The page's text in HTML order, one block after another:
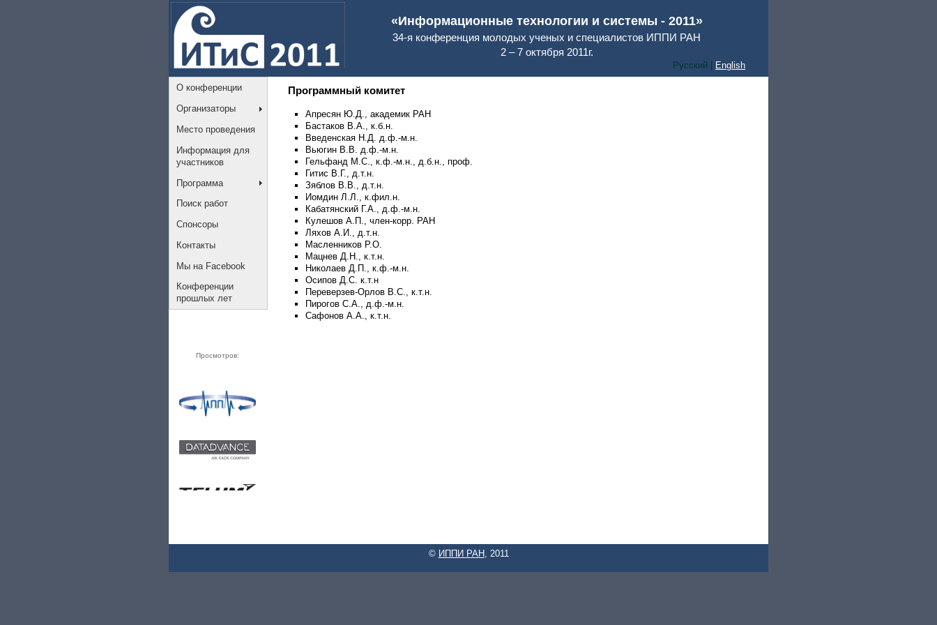
«Информационные технологии и системы - 2011»
34-я конференция молодых ученых и специалистов ИППИ РАН
2 – 7 октября 2011г.
Русский | English
О конференции
Организаторы
Место проведения
Информация для
участников
Программа
Поиск работ
Спонсоры
Контакты
Мы на Facebook
Конференции
прошлых лет
Просмотров:
Программный комитет
Апресян Ю.Д., академик РАН
Бастаков В.А., к.б.н.
Введенская Н.Д. д.ф.-м.н.
Вьюгин В.В. д.ф.-м.н.
Гельфанд М.С., к.ф.-м.н., д.б.н., проф.
Гитис В.Г., д.т.н.
Зяблов В.В., д.т.н.
Иомдин Л.Л., к.фил.н.
Кабатянский Г.А., д.ф.-м.н.
Кулешов А.П., член-корр. РАН
Ляхов А.И., д.т.н.
Масленников Р.О.
Мацнев Д.Н., к.т.н.
Николаев Д.П., к.ф.-м.н.
Осипов Д.С. к.т.н
Переверзев-Орлов В.С., к.т.н.
Пирогов С.А., д.ф.-м.н.
Сафонов А.А., к.т.н.
© ИППИ РАН , 2011